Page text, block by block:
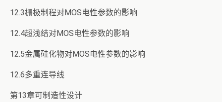
12.3栅极制程对MOS电性参数的影响
12.4超浅结对MOS电性参数的影响
12.5金属硅化物对MOS电性参数的影响
12.6多重连导线
第13章可制造性设计